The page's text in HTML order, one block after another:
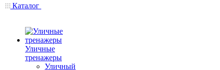
Каталог
Уличные
тренажеры
Уличный